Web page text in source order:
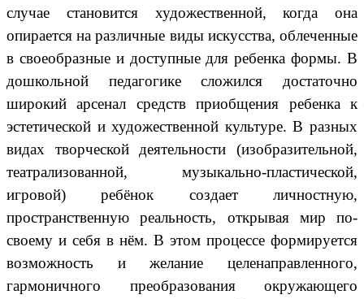
случае становится художественной, когда она
опирается на различные виды искусства, облеченные
в своеобразные и доступные для ребенка формы. В
дошкольной педагогике сложился достаточно
широкий арсенал средств приобщения ребенка к
эстетической и художественной культуре. В разных
видах творческой деятельности (изобразительной,
театрализованной, музыкально-пластической,
игровой) ребёнок создает личностную,
пространственную реальность, открывая мир по-
своему и себя в нём. В этом процессе формируется
возможность и желание целенаправленного,
гармоничного преобразования окружающего